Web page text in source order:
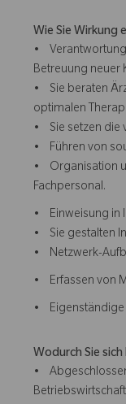
Wie Sie Wirkung
• Verantwortung
Betreuung neuer
• Sie beraten
optimalen
• Sie setzen die
• Führen von
• Organisation
Fachpersonal.
• Einweisung in
• Sie gestalten
• Netzwerk-
• Erfassen von
• Eigenständige
Wodurch Sie
•